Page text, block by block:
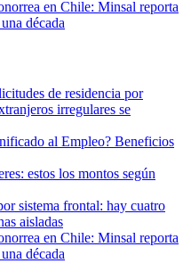
en Chile: Minsal reporta
década
de residencia por
irregulares se
al Empleo? Beneficios
estos los montos según
sistema frontal: hay cuatro
aisladas
en Chile: Minsal reporta
década